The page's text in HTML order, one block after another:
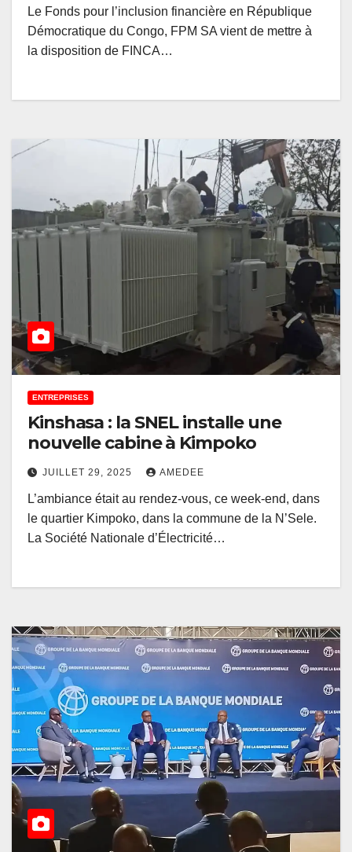
Le Fonds pour l’inclusion financière en République
Démocratique du Congo, FPM SA vient de mettre à
la disposition de FINCA…
ENTREPRISES
Kinshasa : la SNEL installe une
nouvelle cabine à Kimpoko
JUILLET 29, 2025 AMEDEE
L’ambiance était au rendez-vous, ce week-end, dans
le quartier Kimpoko, dans la commune de la N’Sele.
La Société Nationale d’Électricité…